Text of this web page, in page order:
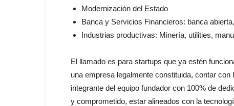
Modernización del Estado
Banca y Servicios Financieros: banca
Industrias productivas: Minería, utilities,
El llamado es para startups que ya estén
una empresa legalmente constituida, contar
integrante del equipo fundador con 100% de
y comprometido, estar alineados con la